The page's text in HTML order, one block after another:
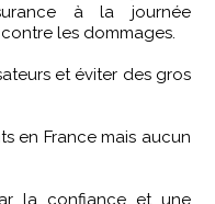
à la journée
les dommages.
et éviter des gros
en France mais aucun
la confiance et une